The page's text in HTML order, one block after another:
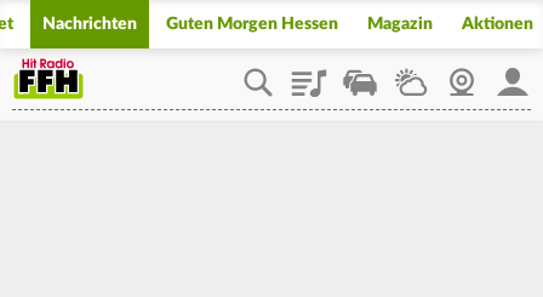
Nachrichten Guten Morgen Hessen Magazin Aktionen
PlaylistStaupilotWetterWebcam